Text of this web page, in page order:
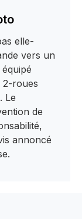
elle-
vers un
2-roues
Le
de
annoncé